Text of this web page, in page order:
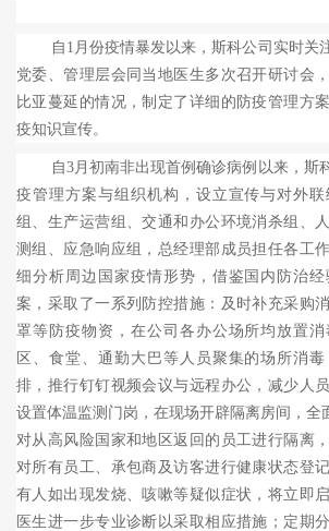
自 1 月份疫情暴发以来，斯科公司实时关
党委、管理层会同当地医生多次召开研讨会
比亚蔓延的情况，制定了详细的防疫管理方
疫知识宣传。
自3 月初南非出现首例确诊病例以来，斯
疫管理方案与组织机构，设立宣传与对外
组、生产运营组、交通和办公环境消杀组、
测组、应急响应组，总经理部成员担任各工
细分析周边国家疫情形势，借鉴国内防治
案，采取了一系列防控措施：及时补充采购
罩等防疫物资，在公司各办公场所均放置
区、食堂、通勤大巴等人员聚集的场所消
排，推行钉钉视频会议与远程办公，减少人
设置体温监测门岗，在现场开辟隔离房间，全
对从高风险国家和地区返回的员工进行隔离
对所有员工、承包商及访客进行健康状态登
有人如出现发烧、咳嗽等疑似症状，将立即
医生进一步专业诊断以采取相应措施；定期